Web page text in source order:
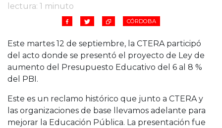
lectura: 1 minuto
CÓRDOBA
Este martes 12 de septiembre, la CTERA participó
del acto donde se presentó el proyecto de Ley de
aumento del Presupuesto Educativo del 6 al 8 %
del PBI.
Este es un reclamo histórico que junto a CTERA y
las organizaciones de base llevamos adelante para
mejorar la Educación Pública. La presentación fue